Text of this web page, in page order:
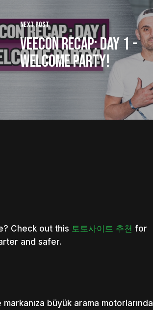
Next Post
VeeCon Recap: Day 1 -
Welcome Party!
Check out this 토토사이트 추천 for
and safer.
markanıza büyük arama motorlarında